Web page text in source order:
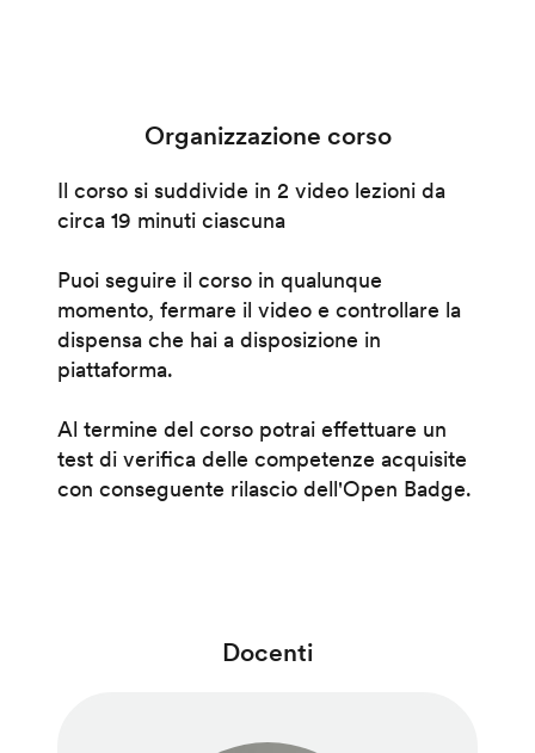
Organizzazione corso
Il corso si suddivide in 2 video lezioni da
circa 19 minuti ciascuna
Puoi seguire il corso in qualunque
momento, fermare il video e controllare la
dispensa che hai a disposizione in
piattaforma.
Al termine del corso potrai effettuare un
test di verifica delle competenze acquisite
con conseguente rilascio dell'Open Badge.
Docenti